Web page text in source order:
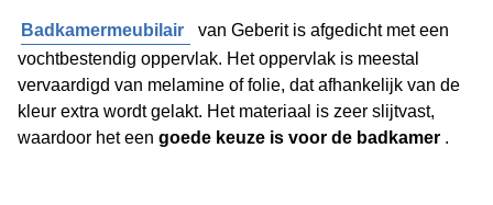
Badkamermeubilair
van Geberit is afgedicht met een
vochtbestendig oppervlak. Het oppervlak is meestal
vervaardigd van melamine of folie, dat afhankelijk van de
kleur extra wordt gelakt. Het materiaal is zeer slijtvast,
waardoor het een goede keuze is voor de badkamer .